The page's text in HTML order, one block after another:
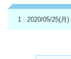
1 : 2020/05/25(月